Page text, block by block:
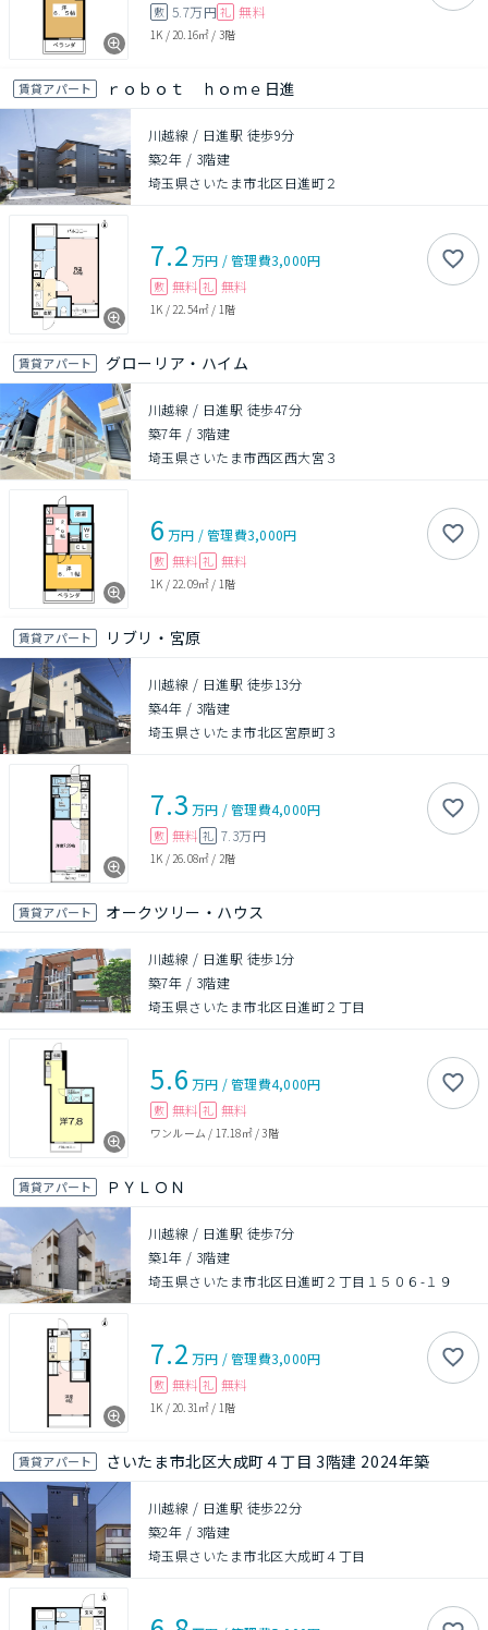
敷 5.7万円 礼 無料
1K / 20.16㎡ / 3階
賃貸アパート ｒｏｂｏｔ ｈｏｍｅ日進
川越線 / 日進駅 徒歩9分
築2年 / 3階建
埼玉県さいたま市北区日進町２
7.2 万円 /管理費3,000円
敷 無料 礼 無料
1K / 22.54㎡ / 1階
賃貸アパート グローリア・ハイム
川越線 / 日進駅 徒歩47分
築7年 / 3階建
埼玉県さいたま市西区西大宮３
6 万円 /管理費3,000円
敷 無料 礼 無料
1K / 22.09㎡ / 1階
賃貸アパート リブリ・宮原
川越線 / 日進駅 徒歩13分
築4年 / 3階建
埼玉県さいたま市北区宮原町３
7.3 万円 /管理費4,000円
敷 無料 礼 7.3万円
1K / 26.08㎡ / 2階
賃貸アパート オークツリー・ハウス
川越線 / 日進駅 徒歩1分
築7年 / 3階建
埼玉県さいたま市北区日進町２丁目
5.6 万円 /管理費4,000円
敷 無料 礼 無料
ワンルーム / 17.18㎡/3階
賃貸アパート ＰＹＬＯＮ
川越線 / 日進駅 徒歩7分
築1年 / 3階建
埼玉県さいたま市北区日進町２丁目１５０６-１９
7.2 万円 /管理費3,000円
敷 無料 礼 無料
1K / 20.31㎡ / 1階
賃貸アパート さいたま市北区大成町４丁目 3階建 2024年築
川越線 / 日進駅 徒歩22分
築2年 / 3階建
埼玉県さいたま市北区大成町４丁目